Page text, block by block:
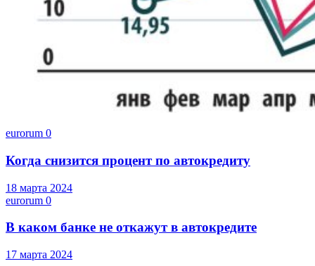
eurorum 0
Когда снизится процент по автокредиту
18 марта 2024
eurorum 0
В каком банке не откажут в автокредите
17 марта 2024